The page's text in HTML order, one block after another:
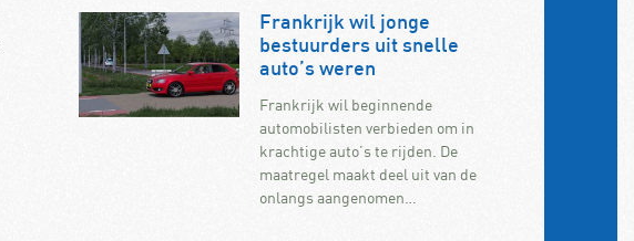
Frankrijk wil jonge
bestuurders uit snelle
auto’s weren
Frankrijk wil beginnende
automobilisten verbieden om in
krachtige auto’s te rijden. De
maatregel maakt deel uit van de
onlangs aangenomen…